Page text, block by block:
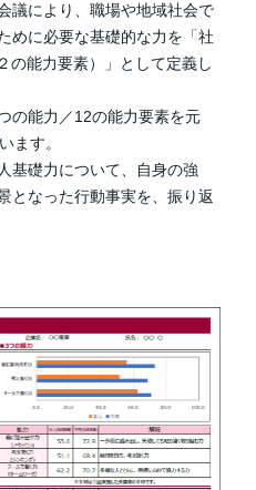
議により、 職場や地域社会で
めに必要な基礎的な力を 「社
２の能力要素）
」として定義し
の能力／12の能力要素を元
ます。
基礎力について、自身の強
となった行動事実を、振り返